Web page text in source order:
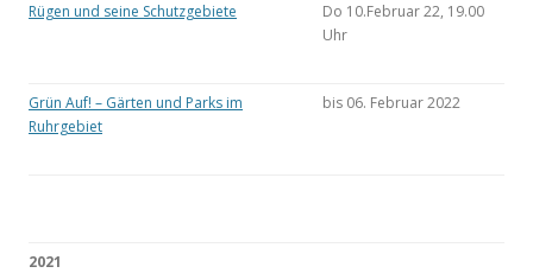
Rügen und seine Schutzgebiete
Do 10.Februar 22, 19.00
Uhr
Grün Auf! – Gärten und Parks im
Ruhrgebiet
bis 06. Februar 2022
2021